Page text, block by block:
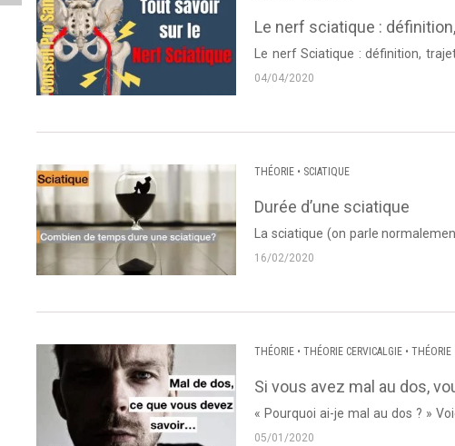
Le nerf sciatique :
Le nerf Sciatique : définition,
04/04/2020
THÉORIE• SCIATIQUE
Durée d’une sciatique
La sciatique (on parle
sciatique qui prend naissance dans
16/02/2020
THÉORIE• THÉORIE CERVICALGIE• THÉORIE
Si vous avez mal au dos,
« Pourquoi ai-je mal au dos ? »
confrontés. Bien souvent il s’...
05/01/2020